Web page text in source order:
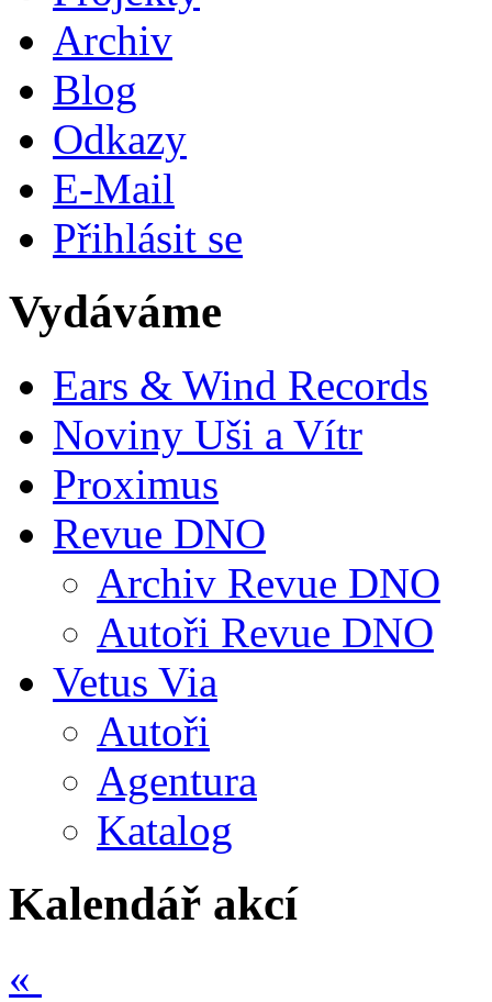
Archiv
Blog
Odkazy
E-Mail
Přihlásit se
Vydáváme
Ears & Wind Records
Noviny Uši a Vítr
Proximus
Revue DNO
Archiv Revue DNO
Autoři Revue DNO
Vetus Via
Autoři
Agentura
Katalog
Kalendář akcí
«